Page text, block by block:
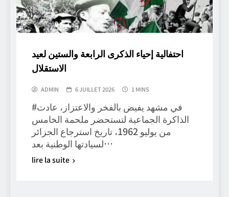
احتفالية إحياء الذكرى الرابعة والستين لعيد
الاستقلال
ADMIN 6 JUILLET 2026 1 MINS
#في مشهد يفيض بالفخر والاعتزاز، عادت
الذاكرة الجماعية لتستحضر ملحمة الخامس
من يوليو 1962، تاريخ استرجاع الجزائر
لسيادتها الوطنية بعد…
lire la suite